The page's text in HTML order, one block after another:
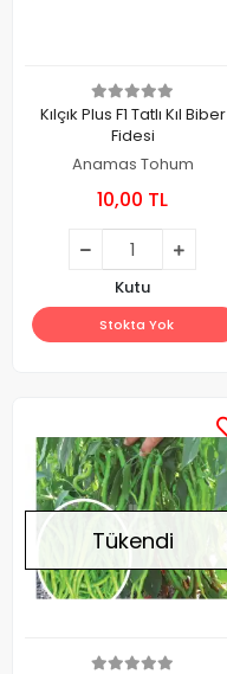
Kılçık Plus F1 Tatlı Kıl Biber
Fidesi
Anamas Tohum
10,00 TL
Kutu
Stokta Yok
Tükendi